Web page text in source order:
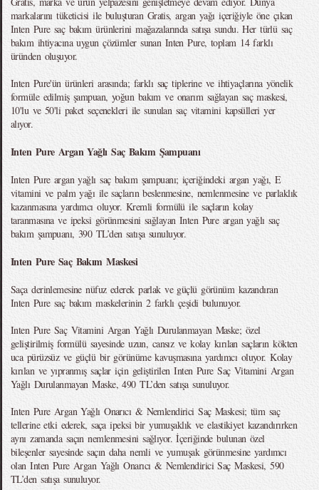
markalarını tüketicisi ile buluşturan Gratis, argan yağı içeriğiyle öne çıkan
Inten Pure saç bakım ürünlerini mağazalarında satışa sundu. Her türlü saç
bakım ihtiyacına uygun çözümler sunan Inten Pure, toplam 14 farklı
üründen oluşuyor.
Inten Pure'ün ürünleri arasında; farklı saç tiplerine ve ihtiyaçlarına yönelik
formüle edilmiş şampuan, yoğun bakım ve onarım sağlayan saç maskesi,
10'lu ve 50'li paket seçenekleri ile sunulan saç vitamini kapsülleri yer
alıyor.
Inten Pure Argan Yağlı Saç Bakım Şampuanı
Inten Pure argan yağlı saç bakım şampuanı; içeriğindeki argan yağı, E
vitamini ve palm yağı ile saçların beslenmesine, nemlenmesine ve parlaklık
kazanmasına yardımcı oluyor. Kremli formülü ile saçların kolay
taranmasına ve ipeksi görünmesini sağlayan Inten Pure argan yağlı saç
bakım şampuanı, 390 TL’den satışa sunuluyor.
Inten Pure Saç Bakım Maskesi
Saça derinlemesine nüfuz ederek parlak ve güçlü görünüm kazandıran
Inten Pure saç bakım maskelerinin 2 farklı çeşidi bulunuyor.
Inten Pure Saç Vitamini Argan Yağlı Durulanmayan Maske; özel
geliştirilmiş formülü sayesinde uzun, cansız ve kolay kırılan saçların kökten
uca pürüzsüz ve güçlü bir görünüme kavuşmasına yardımcı oluyor. Kolay
kırılan ve yıpranmış saçlar için geliştirilen Inten Pure Saç Vitamini Argan
Yağlı Durulanmayan Maske, 490 TL’den satışa sunuluyor.
Inten Pure Argan Yağlı Onarıcı & Nemlendirici Saç Maskesi; tüm saç
tellerine etki ederek, saça ipeksi bir yumuşaklık ve elastikiyet kazandırırken
aynı zamanda saçın nemlenmesini sağlıyor. İçeriğinde bulunan özel
bileşenler sayesinde saçın daha nemli ve yumuşak görünmesine yardımcı
olan Inten Pure Argan Yağlı Onarıcı & Nemlendirici Saç Maskesi, 590
TL’den satışa sunuluyor.